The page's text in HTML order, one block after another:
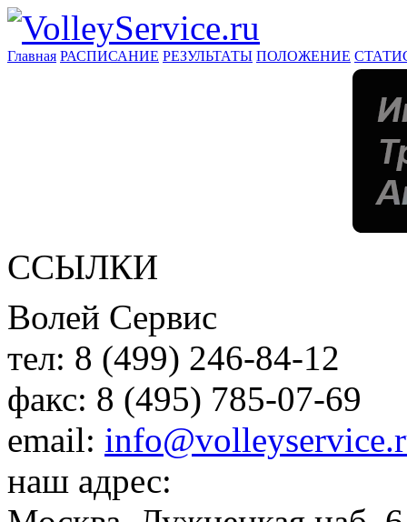
Главная РАСПИСАНИЕ РЕЗУЛЬТАТЫ ПОЛОЖЕНИЕ
ССЫЛКИ
Волей Сервис
тел: 8 (499) 246-84-12
факс: 8 (495) 785-07-69
email:
наш адрес: